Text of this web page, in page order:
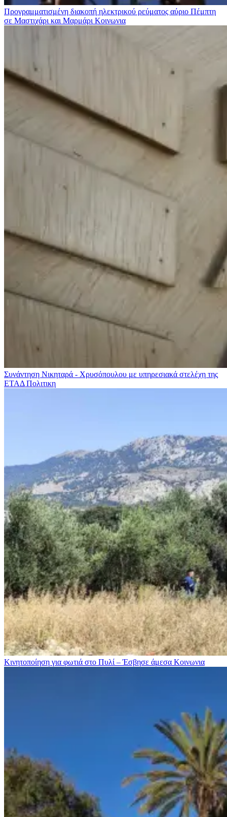
Προγραμματισμένη διακοπή ηλεκτρικού ρεύματος αύριο Πέμπτη
σε Μαστιχάρι και Μαρμάρι Κοινωνια
Συνάντηση Νικηταρά - Χρυσόπουλου με υπηρεσιακά στελέχη της
ΕΤΑΔΠολιτικη
Κινητοποίηση για φωτιά στo Πυλί – Έσβησε άμεσα Κοινωνια